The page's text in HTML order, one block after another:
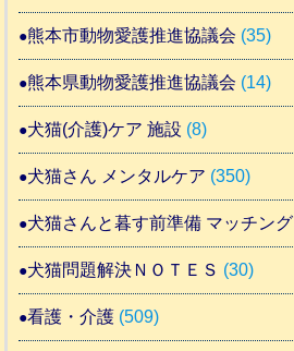
熊本市動物愛護推進協議会 (35)
熊本県動物愛護推進協議会 (14)
犬猫(介護)ケア 施設 (8)
犬猫さん メンタルケア (350)
犬猫さんと暮す前準備 マッチング
犬猫問題解決ＮＯＴＥＳ (30)
看護・介護 (509)